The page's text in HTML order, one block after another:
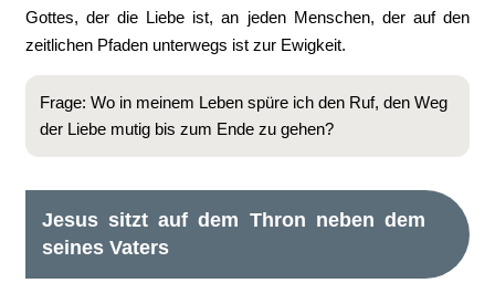
Gottes, der die Liebe ist, an jeden Menschen, der auf den
zeitlichen Pfaden unterwegs ist zur Ewigkeit.
Frage: Wo in meinem Leben spüre ich den Ruf, den Weg
der Liebe mutig bis zum Ende zu gehen?
Jesus sitzt auf dem Thron neben dem
seines Vaters